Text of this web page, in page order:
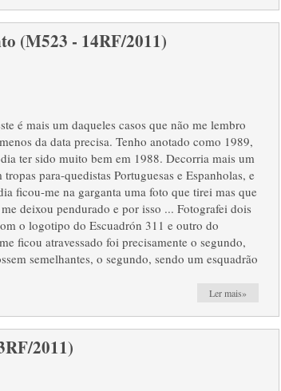
(M523 - 14RF/2011)
é mais um daqueles casos que não me lembro
da data precisa. Tenho anotado como 1989,
ter sido muito bem em 1988. Decorria mais um
para-quedistas Portuguesas e Espanholas, e
ficou-me na garganta uma foto que tirei mas que
deixou pendurado e por isso ... Fotografei dois
o logotipo do Escuadrón 311 e outro do
ficou atravessado foi precisamente o segundo,
semelhantes, o segundo, sendo um esquadrão
Ler mais»
2011)